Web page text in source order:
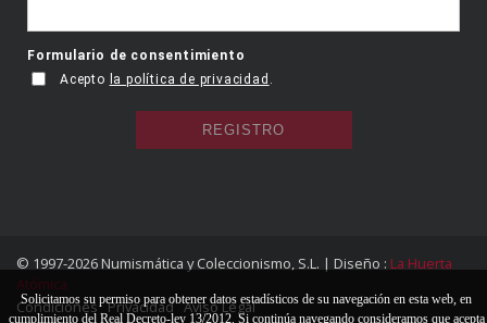
© 1997-2026 Numismática y Coleccionismo, S.L. | Diseño : La Huerta
Atómica
Condiciones Privacidad Aviso Legal
Solicitamos su permiso para obtener datos estadísticos de su navegación en esta web, en
cumplimiento del Real Decreto-ley 13/2012. Si continúa navegando consideramos que acepta